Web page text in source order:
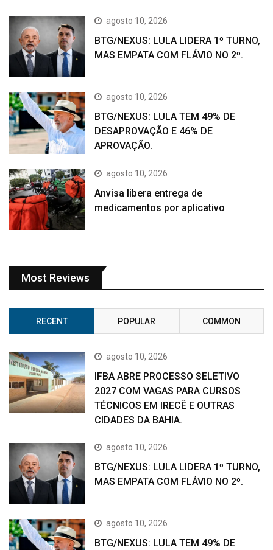
agosto 10, 2026
BTG/NEXUS: LULA LIDERA 1º TURNO,
MAS EMPATA COM FLÁVIO NO 2º.
agosto 10, 2026
BTG/NEXUS: LULA TEM 49% DE
DESAPROVAÇÃO E 46% DE
APROVAÇÃO.
agosto 10, 2026
Anvisa libera entrega de
medicamentos por aplicativo
Most Reviews
RECENT POPULAR COMMON
agosto 10, 2026
IFBA ABRE PROCESSO SELETIVO
2027 COM VAGAS PARA CURSOS
TÉCNICOS EM IRECÊ E OUTRAS
CIDADES DA BAHIA.
agosto 10, 2026
BTG/NEXUS: LULA LIDERA 1º TURNO,
MAS EMPATA COM FLÁVIO NO 2º.
agosto 10, 2026
BTG/NEXUS: LULA TEM 49% DE